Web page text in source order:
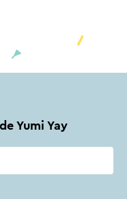
Yumi Yay